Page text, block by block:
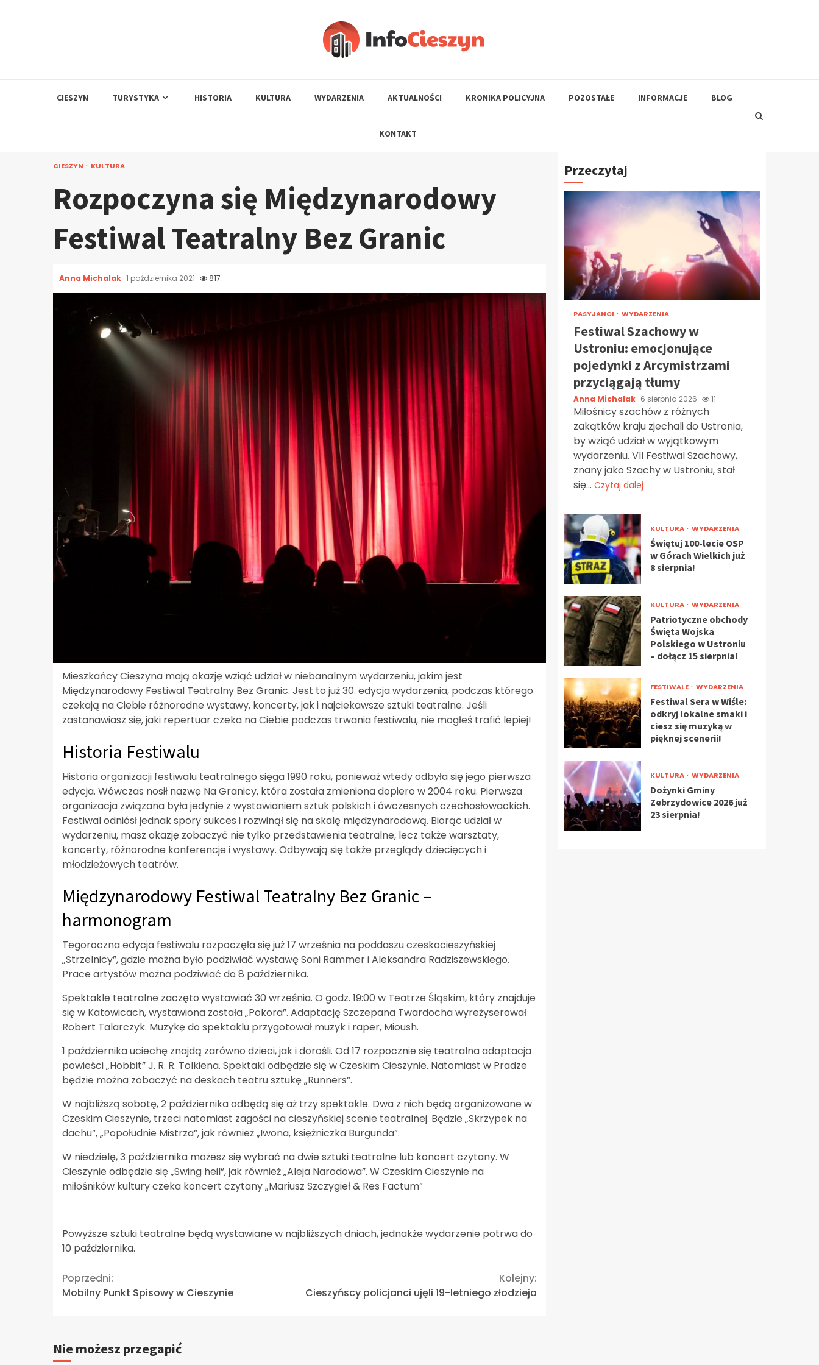
CIESZYN TURYSTYKA HISTORIA KULTURA WYDARZENIA AKTUALNOŚCI KRONIKA POLICYJNA POZOSTAŁE INFORMACJE BLOG
KONTAKT
CIESZYN KULTURA
Rozpoczyna się Międzynarodowy
Festiwal Teatralny Bez Granic
Anna Michalak 1 października 2021 817
Mieszkańcy Cieszyna mają okazję wziąć udział w niebanalnym wydarzeniu, jakim jest
Międzynarodowy Festiwal Teatralny Bez Granic. Jest to już 30. edycja wydarzenia, podczas którego
czekają na Ciebie różnorodne wystawy, koncerty, jak i najciekawsze sztuki teatralne. Jeśli
zastanawiasz się, jaki repertuar czeka na Ciebie podczas trwania festiwalu, nie mogłeś trafić lepiej!
Historia Festiwalu
Historia organizacji festiwalu teatralnego sięga 1990 roku, ponieważ wtedy odbyła się jego pierwsza
edycja. Wówczas nosił nazwę Na Granicy, która została zmieniona dopiero w 2004 roku. Pierwsza
organizacja związana była jedynie z wystawianiem sztuk polskich i ówczesnych czechosłowackich.
Festiwal odniósł jednak spory sukces i rozwinął się na skalę międzynarodową. Biorąc udział w
wydarzeniu, masz okazję zobaczyć nie tylko przedstawienia teatralne, lecz także warsztaty,
koncerty, różnorodne konferencje i wystawy. Odbywają się także przeglądy dziecięcych i
młodzieżowych teatrów.
Międzynarodowy Festiwal Teatralny Bez Granic –
harmonogram
Tegoroczna edycja festiwalu rozpoczęła się już 17 września na poddaszu czeskocieszyńskiej
„Strzelnicy”, gdzie można było podziwiać wystawę Soni Rammer i Aleksandra Radziszewskiego.
Prace artystów można podziwiać do 8 października.
Spektakle teatralne zaczęto wystawiać 30 września. O godz. 19:00 w Teatrze Śląskim, który znajduje
się w Katowicach, wystawiona została „Pokora”. Adaptację Szczepana Twardocha wyreżyserował
Robert Talarczyk. Muzykę do spektaklu przygotował muzyk i raper, Mioush.
1 października uciechę znajdą zarówno dzieci, jak i dorośli. Od 17 rozpocznie się teatralna adaptacja
powieści „Hobbit” J. R. R. Tolkiena. Spektakl odbędzie się w Czeskim Cieszynie. Natomiast w Pradze
będzie można zobaczyć na deskach teatru sztukę „Runners”.
W najbliższą sobotę, 2 października odbędą się aż trzy spektakle. Dwa z nich będą organizowane w
Czeskim Cieszynie, trzeci natomiast zagości na cieszyńskiej scenie teatralnej. Będzie „Skrzypek na
dachu”, „Popołudnie Mistrza”, jak również „Iwona, księżniczka Burgunda”.
W niedzielę, 3 października możesz się wybrać na dwie sztuki teatralne lub koncert czytany. W
Cieszynie odbędzie się „Swing heil”, jak również „Aleja Narodowa”. W Czeskim Cieszynie na
miłośników kultury czeka koncert czytany „Mariusz Szczygieł & Res Factum”
Powyższe sztuki teatralne będą wystawiane w najbliższych dniach, jednakże wydarzenie potrwa do
10 października.
Continue
Reading
Poprzedni:
Mobilny Punkt Spisowy w Cieszynie
Kolejny:
Cieszyńscy policjanci ujęli 19-letniego złodzieja
Przeczytaj
PASYJANCI WYDARZENIA
Festiwal Szachowy w
Ustroniu: emocjonujące
pojedynki z Arcymistrzami
przyciągają tłumy
Anna Michalak 6 sierpnia 2026 11
Miłośnicy szachów z różnych
zakątków kraju zjechali do Ustronia,
by wziąć udział w wyjątkowym
wydarzeniu. VII Festiwal Szachowy,
znany jako Szachy w Ustroniu, stał
się... Czytaj dalej
KULTURA WYDARZENIA
Świętuj 100-lecie OSP
w Górach Wielkich już
8 sierpnia!
KULTURA WYDARZENIA
Patriotyczne obchody
Święta Wojska
Polskiego w Ustroniu
– dołącz 15 sierpnia!
FESTIWALE WYDARZENIA
Festiwal Sera w Wiśle:
odkryj lokalne smaki i
ciesz się muzyką w
pięknej scenerii!
KULTURA WYDARZENIA
Dożynki Gminy
Zebrzydowice 2026 już
23 sierpnia!
Nie możesz przegapić